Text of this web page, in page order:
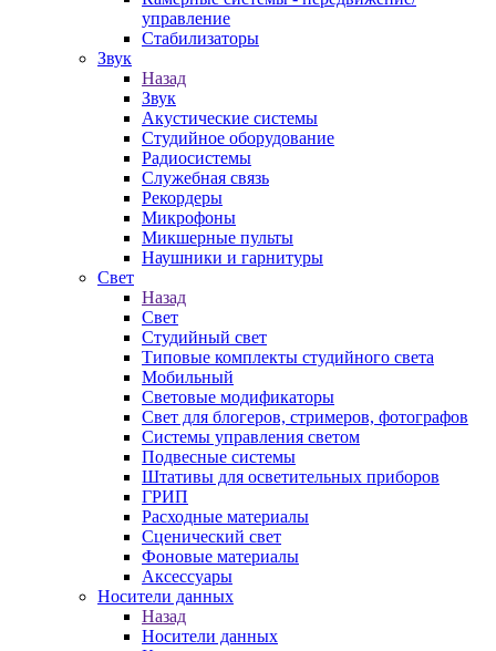
управление
Стабилизаторы
Звук
Назад
Звук
Акустические системы
Студийное оборудование
Радиосистемы
Служебная связь
Рекордеры
Микрофоны
Микшерные пульты
Наушники и гарнитуры
Свет
Назад
Свет
Студийный свет
Типовые комплекты студийного света
Мобильный
Световые модификаторы
Свет для блогеров, стримеров, фотографов
Системы управления светом
Подвесные системы
Штативы для осветительных приборов
ГРИП
Расходные материалы
Сценический свет
Фоновые материалы
Аксессуары
Носители данных
Назад
Носители данных